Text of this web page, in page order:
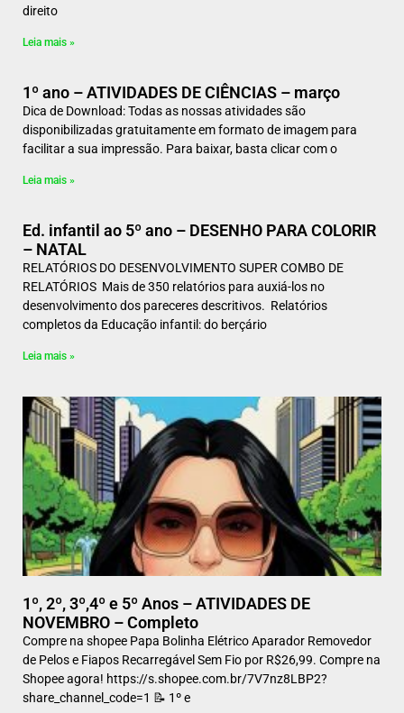
direito
Leia mais »
1º ano – ATIVIDADES DE CIÊNCIAS – março
Dica de Download: Todas as nossas atividades são
disponibilizadas gratuitamente em formato de imagem para
facilitar a sua impressão. Para baixar, basta clicar com o
Leia mais »
Ed. infantil ao 5º ano – DESENHO PARA COLORIR
– NATAL
RELATÓRIOS DO DESENVOLVIMENTO SUPER COMBO DE
RELATÓRIOS Mais de 350 relatórios para auxiá-los no
desenvolvimento dos pareceres descritivos. Relatórios
completos da Educação infantil: do berçário
Leia mais »
1º, 2º, 3º,4º e 5º Anos – ATIVIDADES DE
NOVEMBRO – Completo
Compre na shopee Papa Bolinha Elétrico Aparador Removedor
de Pelos e Fiapos Recarregável Sem Fio por R$26,99. Compre na
Shopee agora! https://s.shopee.com.br/7V7nz8LBP2?
share_channel_code=1 📝 1º e